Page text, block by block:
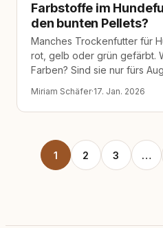
Farbstoffe im
den bunten Pellets?
Manches Trockenfutter für
rot, gelb oder grün gefärbt.
Farben? Sind sie nur fürs
Miriam Schäfer·17. Jan. 2026
1 2 3 …